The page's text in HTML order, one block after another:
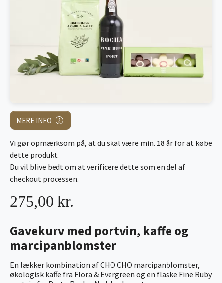
MERE INFO
Gavekurv med portvin, kaffe og
marcipanblomster
En lækker kombination af CHO CHO marcipanblomster,
økologisk kaffe fra Flora & Evergreen og en flaske Fine Ruby
275,00 kr.
Vi gør opmærksom på, at du skal være min. 18 år for at købe
dette produkt.
Du vil blive bedt om at verificere dette som en del af
checkout processen.